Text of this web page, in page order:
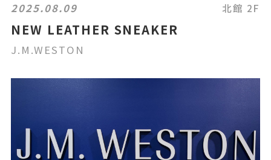
2025.08.09 北館 2F
NEW LEATHER SNEAKER
J.M.WESTON